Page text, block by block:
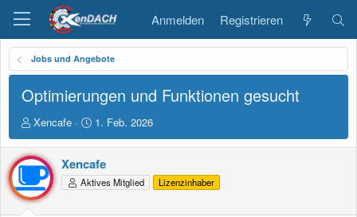
Anmelden Registrieren
Jobs und Angebote
Optimierungen und Funktionen gesucht
E
r
s
t
l
l
Xencafe
E
r
s
t
e
l
1. Feb. 2026
Xencafe
Aktives Mitglied Lizenzinhaber